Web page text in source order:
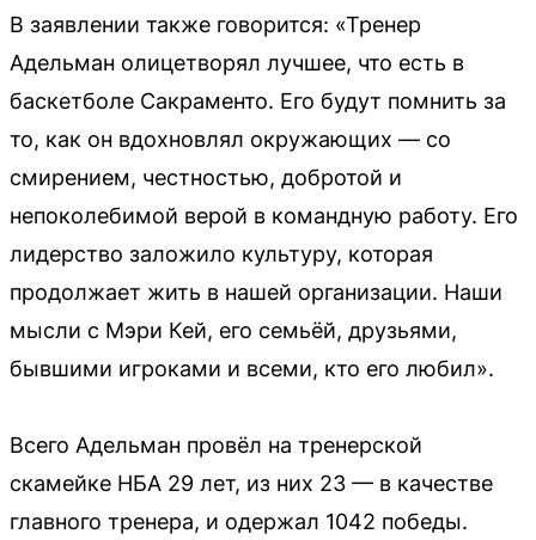
В заявлении также говорится: «Тренер
Адельман олицетворял лучшее, что есть в
баскетболе Сакраменто. Его будут помнить за
то, как он вдохновлял окружающих — со
смирением, честностью, добротой и
непоколебимой верой в командную работу. Его
лидерство заложило культуру, которая
продолжает жить в нашей организации. Наши
мысли с Мэри Кей, его семьёй, друзьями,
бывшими игроками и всеми, кто его любил».
Всего Адельман провёл на тренерской
скамейке НБА 29 лет, из них 23 — в качестве
главного тренера, и одержал 1042 победы.